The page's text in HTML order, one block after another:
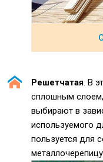
Решетчатая. В
сплошным
выбирают в
используемого
пользуется для